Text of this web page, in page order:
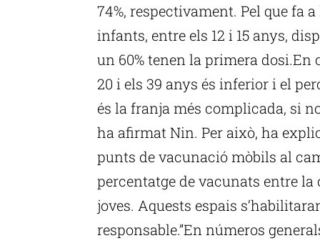
74%, respectivament. Pel que fa a
infants, entre els 12 i 15 anys,
un 60% tenen la primera
20 i els 39 anys és inferior i el
és la franja més complicada, si
ha afirmat Nin. Per això, ha
punts de vacunació mòbils al
percentatge de vacunats entre
joves. Aquests espais
responsable.”En números